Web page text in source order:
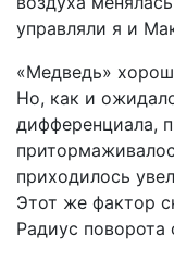
управляли я и
«Медведь»
Но, как и
дифференциала,
приходилось
Этот же фактор
Радиус поворота